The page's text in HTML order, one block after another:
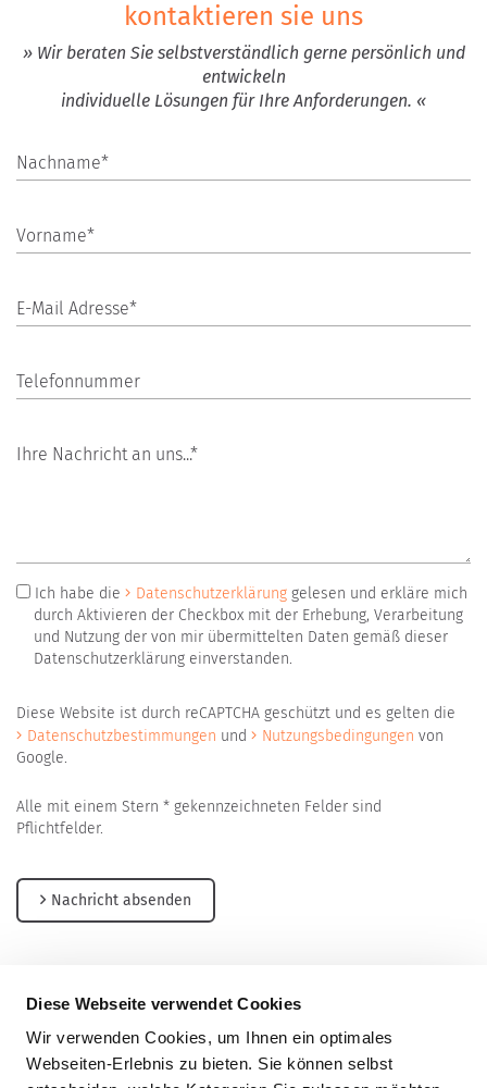
Diese Webseite verwendet Cookies
Wir verwenden Cookies, um Ihnen ein optimales
Webseiten-Erlebnis zu bieten. Sie können selbst
kontaktieren sie uns
» Wir beraten Sie selbstverständlich gerne persönlich und
entwickeln
individuelle Lösungen für Ihre Anforderungen. «
Nachname*
Vorname*
E-Mail Adresse*
Telefonnummer
Ihre Nachricht an uns...*
Ich habe die Datenschutzerklärung gelesen und erkläre mich
durch Aktivieren der Checkbox mit der Erhebung, Verarbeitung
und Nutzung der von mir übermittelten Daten gemäß dieser
Datenschutzerklärung einverstanden.
Diese Website ist durch reCAPTCHA geschützt und es gelten die
Datenschutzbestimmungen und Nutzungsbedingungen von
Google.
Alle mit einem Stern * gekennzeichneten Felder sind
Pflichtfelder.
Nachricht absenden
Müller Holzbau GmbH